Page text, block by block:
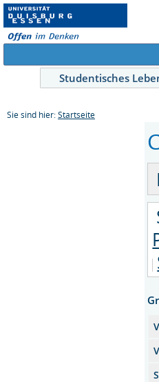
Studentisches
Sie sind hier: Startseite